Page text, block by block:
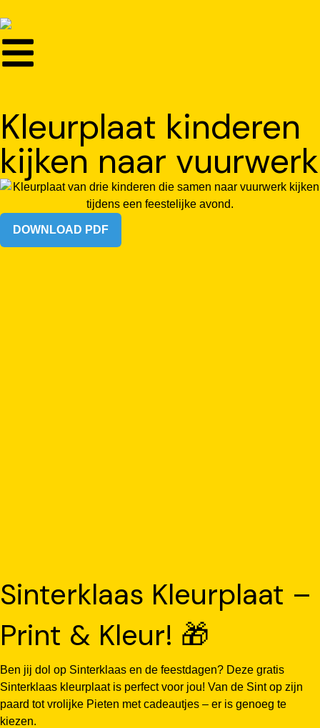
Kleurplaat kinderen
kijken naar vuurwerk
DOWNLOAD PDF
Sinterklaas Kleurplaat –
Print & Kleur! 🎁
Ben jij dol op Sinterklaas en de feestdagen? Deze gratis
Sinterklaas kleurplaat is perfect voor jou! Van de Sint op zijn
paard tot vrolijke Pieten met cadeautjes – er is genoeg te
kiezen.